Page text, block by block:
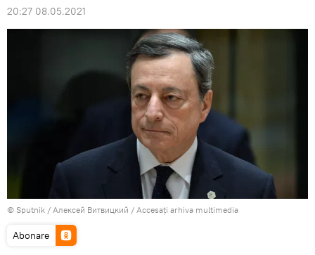
20:27 08.05.2021
© Sputnik / Алексей Витвицкий / Accesați arhiva multimedia
Abonare